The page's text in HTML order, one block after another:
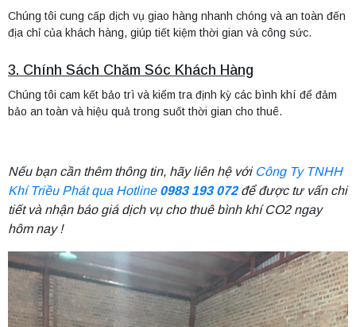
Chúng tôi cung cấp dịch vụ giao hàng nhanh chóng và an toàn đến
địa chỉ của khách hàng, giúp tiết kiệm thời gian và công sức.
3. Chính Sách Chăm Sóc Khách Hàng
Chúng tôi cam kết bảo trì và kiểm tra định kỳ các bình khí để đảm
bảo an toàn và hiệu quả trong suốt thời gian cho thuê.
Nếu bạn cần thêm thông tin, hãy liên hệ với Công Ty TNHH
Khí Triều Phát qua Hotline 0983 193 072để được tư vấn chi
tiết và nhận báo giá dịch vụ cho thuê bình khí CO2 ngay
hôm nay !